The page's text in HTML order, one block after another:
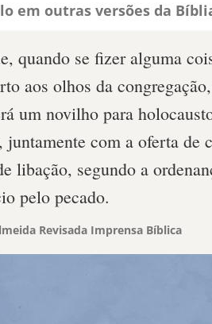
em outras versões da
quando se fizer alguma
aos olhos da
um novilho para
juntamente com a oferta de
libação, segundo a
pelo pecado.
Revisada Imprensa Bíblica